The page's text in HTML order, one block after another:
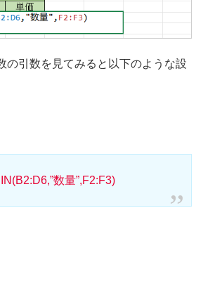
の引数を見てみると以下のような設
数量”,F2:F3)